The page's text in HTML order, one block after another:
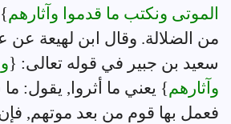
الموتى ونكتب ما قدموا وآثارهم
من الضلالة. وقال ابن لهيعة عن
سعيد بن جبير في قوله تعالى: {
وآثارهم} يعني ما أثروا, يقول:
فعمل بها قوم من بعد موتهم,